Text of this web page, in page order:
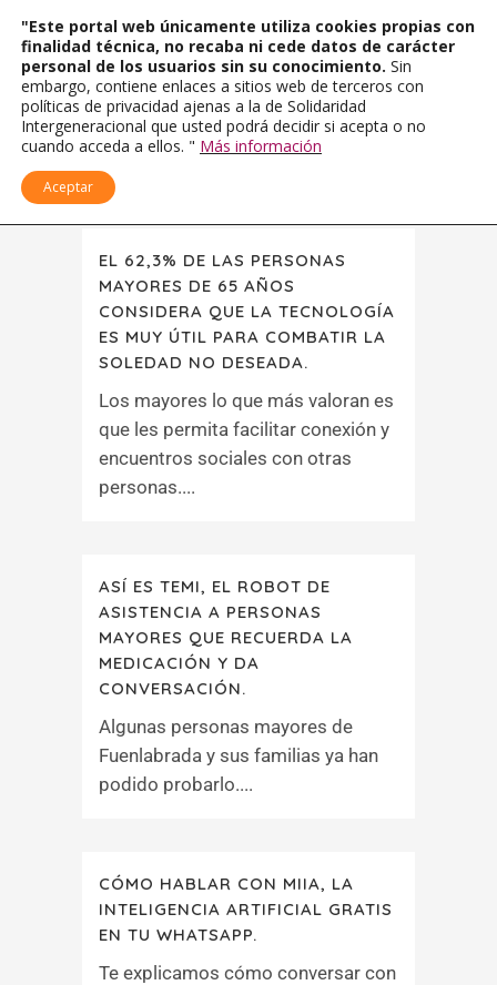
EL 62,3% DE LAS PERSONAS
MAYORES DE 65 AÑOS
CONSIDERA QUE LA TECNOLOGÍA
ES MUY ÚTIL PARA COMBATIR LA
SOLEDAD NO DESEADA.
Los mayores lo que más valoran es
que les permita facilitar conexión y
encuentros sociales con otras
personas....
ASÍ ES TEMI, EL ROBOT DE
ASISTENCIA A PERSONAS
MAYORES QUE RECUERDA LA
MEDICACIÓN Y DA
CONVERSACIÓN.
Algunas personas mayores de
Fuenlabrada y sus familias ya han
podido probarlo....
CÓMO HABLAR CON MIIA, LA
INTELIGENCIA ARTIFICIAL GRATIS
EN TU WHATSAPP.
Te explicamos cómo conversar con
"Este portal web únicamente utiliza cookies propias con
finalidad técnica, no recaba ni cede datos de carácter
personal de los usuarios sin su conocimiento. Sin
embargo, contiene enlaces a sitios web de terceros con
políticas de privacidad ajenas a la de Solidaridad
Intergeneracional que usted podrá decidir si acepta o no
cuando acceda a ellos. " Más información
Aceptar